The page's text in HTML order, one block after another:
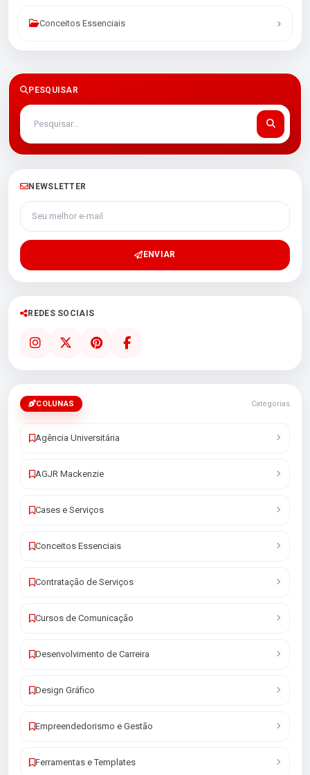
Conceitos Essenciais
PESQUISAR
NEWSLETTER
Seu melhor e-mail
ENVIAR
REDES SOCIAIS
COLUNAS Categorias
Agência Universitária
AGJR Mackenzie
Cases e Serviços
Conceitos Essenciais
Contratação de Serviços
Cursos de Comunicação
Desenvolvimento de Carreira
Design Gráfico
Empreendedorismo e Gestão
Ferramentas e Templates